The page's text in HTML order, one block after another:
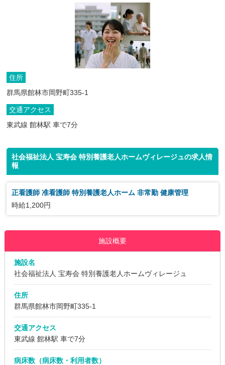
住所
群馬県館林市岡野町335-1
交通アクセス
東武線 館林駅 車で7分
社会福祉法人 宝寿会 特別養護老人ホームヴィレージュの求人情
報
正看護師 准看護師 特別養護老人ホーム 非常勤 健康管理
時給1,200円
施設概要
施設名
社会福祉法人 宝寿会 特別養護老人ホームヴィレージュ
住所
群馬県館林市岡野町335-1
交通アクセス
東武線 館林駅 車で7分
病床数（病床数・利用者数）